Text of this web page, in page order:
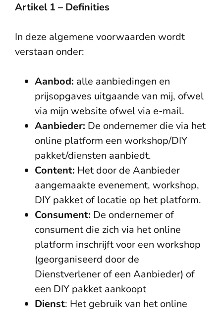
Artikel 1 – Definities
In deze algemene voorwaarden wordt
verstaan onder:
Aanbod: alle aanbiedingen en
prijsopgaves uitgaande van mij, ofwel
via mijn website ofwel via e-mail.
Aanbieder: De ondernemer die via het
online platform een workshop/DIY
pakket/diensten aanbiedt.
Content: Het door de Aanbieder
aangemaakte evenement, workshop,
DIY pakket of locatie op het platform.
Consument: De ondernemer of
consument die zich via het online
platform inschrijft voor een workshop
(georganiseerd door de
Dienstverlener of een Aanbieder) of
een DIY pakket aankoopt
Dienst: Het gebruik van het online